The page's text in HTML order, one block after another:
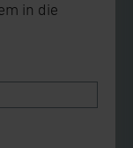
in die